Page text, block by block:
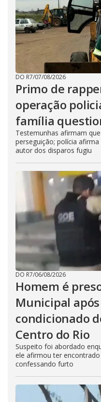
DO R7/07/08/2026
Primo de
operação
família
Testemunhas afirmam
perseguição; polícia
autor dos disparos fugiu
DO R7/06/08/2026
Homem é
Municipal
condicionado
Centro do Rio
Suspeito foi abordado
ele afirmou ter
confessando furto